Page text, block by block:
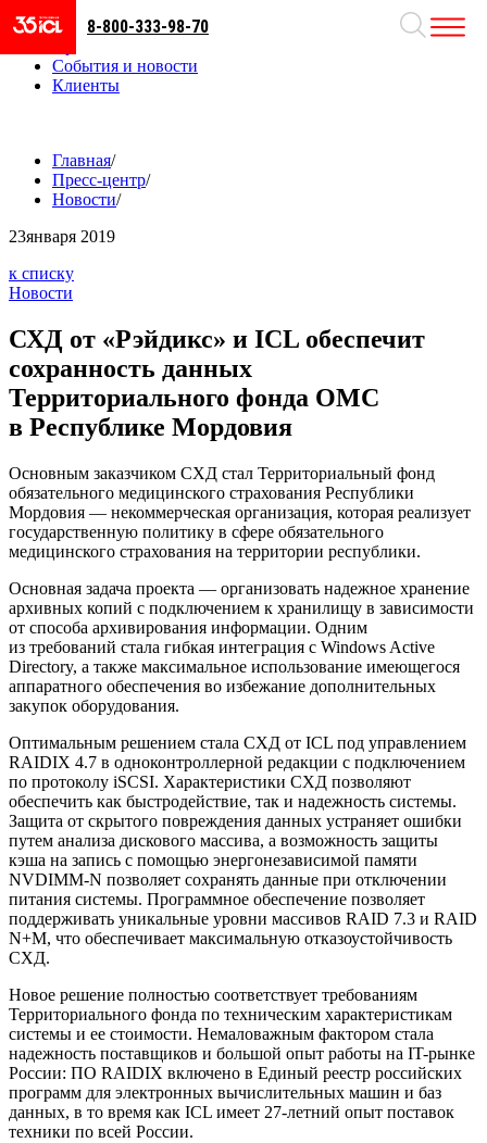
Направления
События и новости
Клиенты
8-800-333-98-70
Главная/
Пресс-центр/
Новости/
23января 2019
к списку
Новости
СХД от «Рэйдикс» и ICL обеспечит
сохранность данных
Территориального фонда ОМС
в Республике Мордовия
Основным заказчиком СХД стал Территориальный фонд
обязательного медицинского страхования Республики
Мордовия — некоммерческая организация, которая реализует
государственную политику в сфере обязательного
медицинского страхования на территории республики.
Основная задача проекта — организовать надежное хранение
архивных копий с подключением к хранилищу в зависимости
от способа архивирования информации. Одним
из требований стала гибкая интеграция с Windows Active
Directory, а также максимальное использование имеющегося
аппаратного обеспечения во избежание дополнительных
закупок оборудования.
Оптимальным решением стала СХД от ICL под управлением
RAIDIX 4.7 в одноконтроллерной редакции с подключением
по протоколу iSCSI. Характеристики СХД позволяют
обеспечить как быстродействие, так и надежность системы.
Защита от скрытого повреждения данных устраняет ошибки
путем анализа дискового массива, а возможность защиты
кэша на запись с помощью энергонезависимой памяти
NVDIMM-N позволяет сохранять данные при отключении
питания системы. Программное обеспечение позволяет
поддерживать уникальные уровни массивов RAID 7.3 и RAID
N+M, что обеспечивает максимальную отказоустойчивость
СХД.
Новое решение полностью соответствует требованиям
Территориального фонда по техническим характеристикам
системы и ее стоимости. Немаловажным фактором стала
надежность поставщиков и большой опыт работы на IT-рынке
России: ПО RAIDIX включено в Единый реестр российских
программ для электронных вычислительных машин и баз
данных, в то время как ICL имеет 27-летний опыт поставок
техники по всей России.